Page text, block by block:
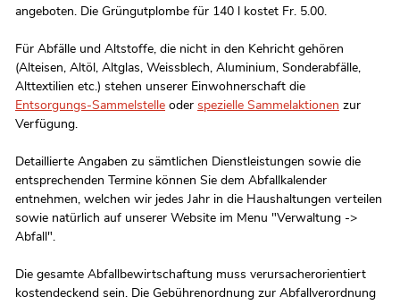
angeboten. Die Grüngutplombe für 140 l kostet Fr. 5.00.
Für Abfälle und Altstoffe, die nicht in den Kehricht gehören
(Alteisen, Altöl, Altglas, Weissblech, Aluminium, Sonderabfälle,
Alttextilien etc.) stehen unserer Einwohnerschaft die
Entsorgungs-Sammelstelle oder spezielle Sammelaktionen zur
Verfügung.
Detaillierte Angaben zu sämtlichen Dienstleistungen sowie die
entsprechenden Termine können Sie dem Abfallkalender
entnehmen, welchen wir jedes Jahr in die Haushaltungen verteilen
sowie natürlich auf unserer Website im Menu "Verwaltung ->
Abfall".
Die gesamte Abfallbewirtschaftung muss verursacherorientiert
kostendeckend sein. Die Gebührenordnung zur Abfallverordnung